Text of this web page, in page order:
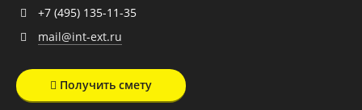
+7 (495) 135-11-35
mail@int-ext.ru
Получить смету